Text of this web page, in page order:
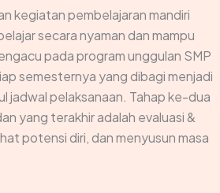
kegiatan pembelajaran mandiri
secara nyaman dan mampu
pada program unggulan SMP
semesternya yang dibagi menjadi
jadwal pelaksanaan. Tahap ke-dua
yang terakhir adalah evaluasi &
potensi diri, dan menyusun masa